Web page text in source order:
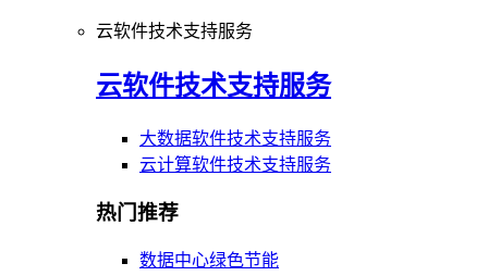
云软件技术支持服务
云软件技术支持服务
大数据软件技术支持服务
云计算软件技术支持服务
热门推荐
数据中心绿色节能